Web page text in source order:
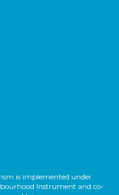
is implemented under
Instrument and co-